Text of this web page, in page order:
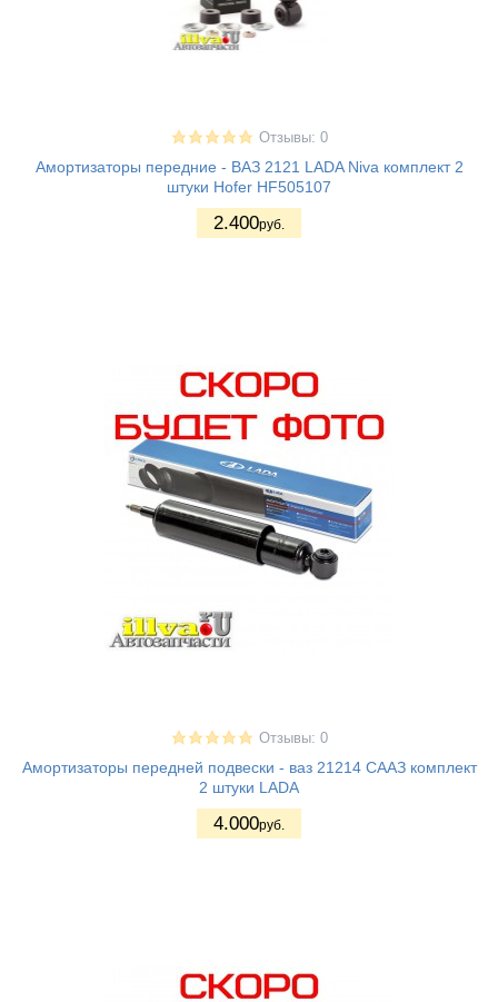
Отзывы: 0
Амортизаторы передние - ВАЗ 2121 LADA Niva комплект 2
штуки Hofer HF505107
2.400руб.
Отзывы: 0
Амортизаторы передней подвески - ваз 21214 СААЗ комплект
2 штуки LADA
4.000руб.